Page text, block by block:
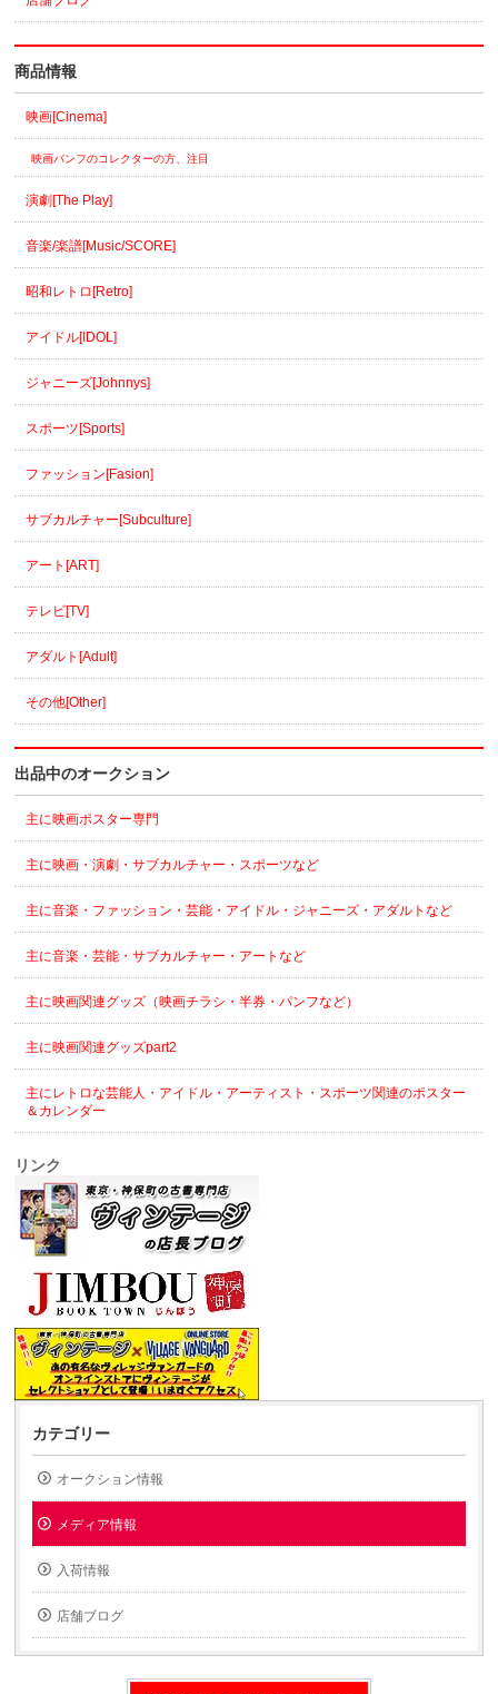
商品情報
映画[Cinema]
映画パンフのコレクターの方、注目
演劇[The Play]
音楽/楽譜[Music/SCORE]
昭和レトロ[Retro]
アイドル[IDOL]
ジャニーズ[Johnnys]
スポーツ[Sports]
ファッション[Fasion]
サブカルチャー[Subculture]
アート[ART]
テレビ[TV]
アダルト[Adult]
その他[Other]
出品中のオークション
主に映画ポスター専門
主に映画・演劇・サブカルチャー・スポーツなど
主に音楽・ファッション・芸能・アイドル・ジャニーズ・アダルトなど
主に音楽・芸能・サブカルチャー・アートなど
主に映画関連グッズ（映画チラシ・半券・パンフなど）
主に映画関連グッズpart2
主にレトロな芸能人・アイドル・アーティスト・スポーツ関連のポスター
＆カレンダー
リンク
カテゴリー
オークション情報
メディア情報
入荷情報
店舗ブログ